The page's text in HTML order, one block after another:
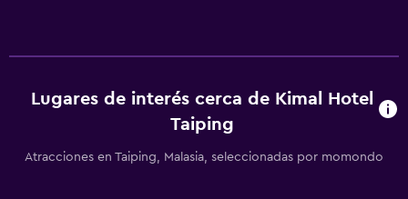
Lugares de interés cerca de Kimal Hotel
Taiping
Atracciones en Taiping, Malasia, seleccionadas por momondo